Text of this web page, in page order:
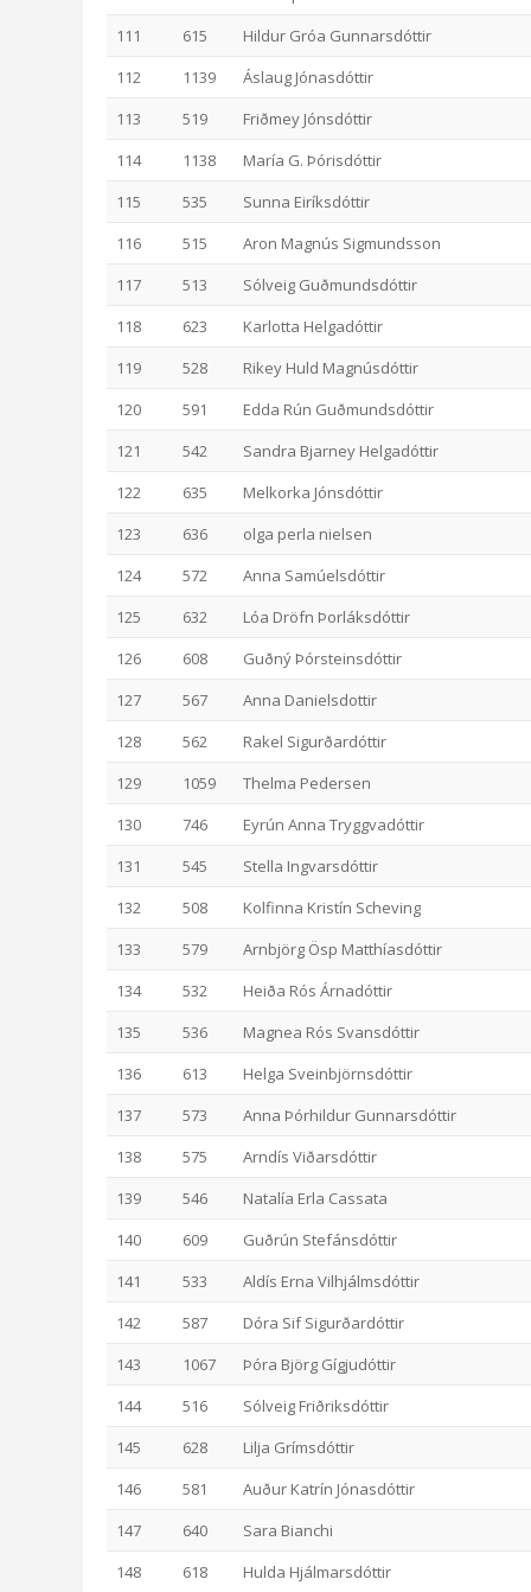
111
615
Hildur Gróa Gunnarsdóttir
112
1139
Áslaug Jónasdóttir
113
519
Friðmey Jónsdóttir
114
1138
María G. Þórisdóttir
115
535
Sunna Eiríksdóttir
116
515
Aron Magnús Sigmundsson
117
513
Sólveig Guðmundsdóttir
118
623
Karlotta Helgadóttir
119
528
Rikey Huld Magnúsdóttir
120
591
Edda Rún Guðmundsdóttir
121
542
Sandra Bjarney Helgadóttir
122
635
Melkorka Jónsdóttir
123
636
olga perla nielsen
124
572
Anna Samúelsdóttir
125
632
Lóa Dröfn Þorláksdóttir
126
608
Guðný Þórsteinsdóttir
127
567
Anna Danielsdottir
128
562
Rakel Sigurðardóttir
129
1059
Thelma Pedersen
130
746
Eyrún Anna Tryggvadóttir
131
545
Stella Ingvarsdóttir
132
508
Kolfinna Kristín Scheving
133
579
Arnbjörg Ösp Matthíasdóttir
134
532
Heiða Rós Árnadóttir
135
536
Magnea Rós Svansdóttir
136
613
Helga Sveinbjörnsdóttir
137
573
Anna Þórhildur Gunnarsdóttir
138
575
Arndís Viðarsdóttir
139
546
Natalía Erla Cassata
140
609
Guðrún Stefánsdóttir
141
533
Aldís Erna Vilhjálmsdóttir
142
587
Dóra Sif Sigurðardóttir
143
1067
Þóra Björg Gígjudóttir
144
516
Sólveig Friðriksdóttir
145
628
Lilja Grímsdóttir
146
581
Auður Katrín Jónasdóttir
147
640
Sara Bianchi
148
618
Hulda Hjálmarsdóttir